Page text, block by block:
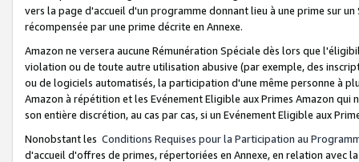
vers la page d'accueil d'un programme donnant lieu à une prime sur
récompensée par une prime décrite en Annexe.
Amazon ne versera aucune Rémunération Spéciale dès lors que
violation ou de toute autre utilisation abusive (par exemple, des
ou de logiciels automatisés, la participation d'une même personne à
Amazon à répétition et les Evénement Eligible aux Primes Amazon qui
son entière discrétion, au cas par cas, si un Evénement Eligible aux
Nonobstant les Conditions Requises pour la Participation au
d'accueil d'offres de primes, répertoriées en Annexe, en relation avec